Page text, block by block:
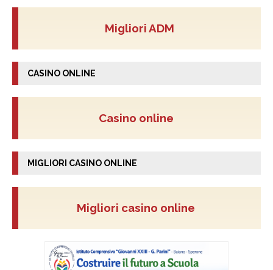
Migliori ADM
CASINO ONLINE
Casino online
MIGLIORI CASINO ONLINE
Migliori casino online